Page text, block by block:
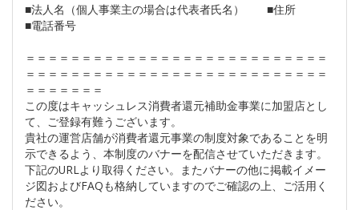
■法人名（個人事業主の場合は代表者氏名） ■住所
■電話番号
＝＝＝＝＝＝＝＝＝＝＝＝＝＝＝＝＝＝＝＝＝＝＝＝＝＝＝
＝＝＝＝＝＝＝＝＝＝＝＝＝＝＝＝＝＝＝＝＝＝＝＝＝＝＝
＝＝＝＝＝＝＝
この度はキャッシュレス消費者還元補助金事業に加盟店とし
て、ご登録有難うございます。
貴社の運営店舗が消費者還元事業の制度対象であることを明
示できるよう、本制度のバナーを配信させていただきます。
下記のURLより取得ください。またバナーの他に掲載イメー
ジ図およびFAQも格納していますのでご確認の上、ご活用く
ださい。